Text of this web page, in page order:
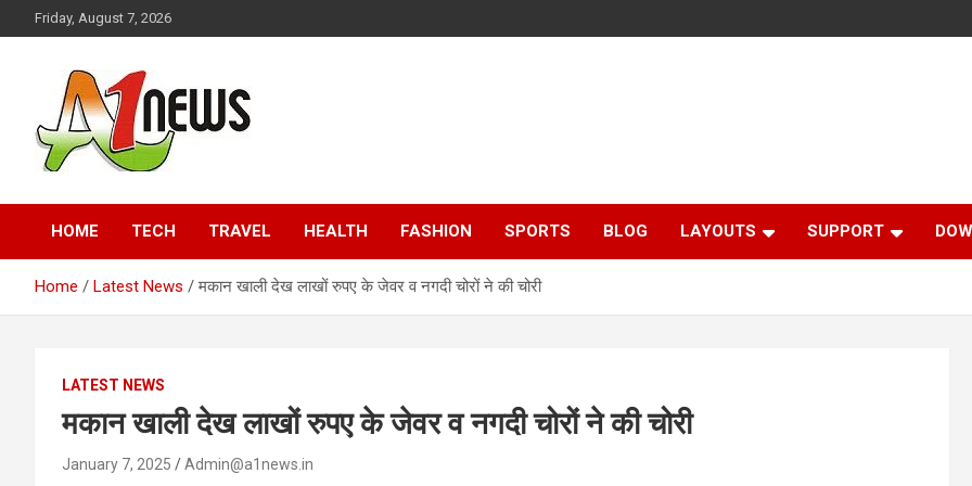
to
Friday, August 7, 2026
A1news.in
HOME TECH TRAVEL HEALTH FASHION SPORTS BLOG LAYOUTS SUPPORT
Home Latest News मकान खाली देख लाखों रुपए के जेवर व नगदी चोरों ने की चोरी
LATEST NEWS
मकान खाली देख लाखों रुपए के जेवर व नगदी चोरों ने की चोरी
January 7, 2025 Admin@a1news.in